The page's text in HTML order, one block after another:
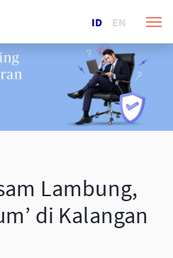
ID EN
Lambung,
di Kalangan